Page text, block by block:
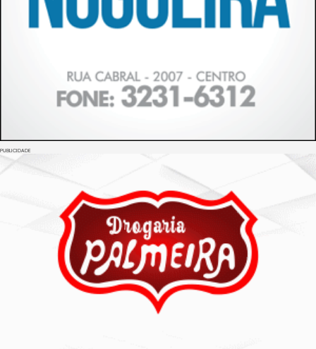
PUBLICIDADE